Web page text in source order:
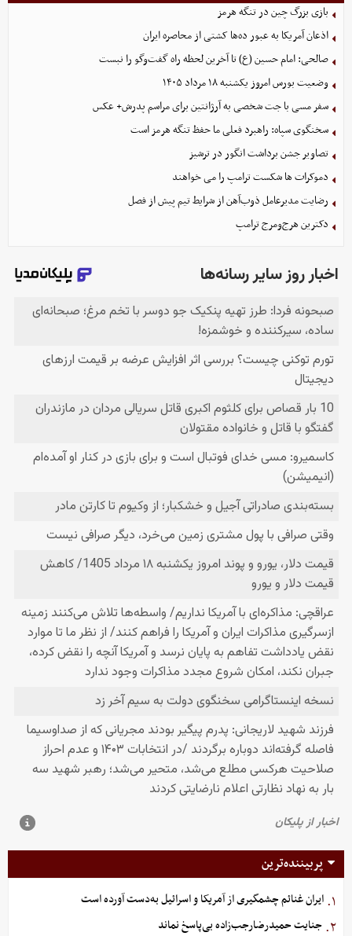
بازی بزرگ چین در تنگه هرمز
اذعان آمریکا به عبور ده‌ها کشتی از محاصره ایران
صالحی: امام حسین (ع) تا آخرین لحظه راه گفت‌وگو را نبست
وضعیت بورس امروز یکشنبه ۱۸ مرداد ۱۴۰۵
سفر مسی با جت شخصی به آرژانتین برای مراسم پدرش+ عکس
سخنگوی سپاه: راهبرد فعلی ما حفظ تنگه هرمز است
تصاویر جشن برداشت انگور در ترشیز
دموکرات ها شکست ترامپ را می خواهند
رضایت مدیرعامل ذوب‌آهن از شرایط تیم پیش از فصل
دکترین هرج‌ومرج ترامپ
پربیننده‌ترین
۱. ایران غنائم چشمگیری از آمریکا و اسرائیل به‌دست آورده است
۲. جنایت حمیدرضارجب‌زاده بی‌پاسخ نماند